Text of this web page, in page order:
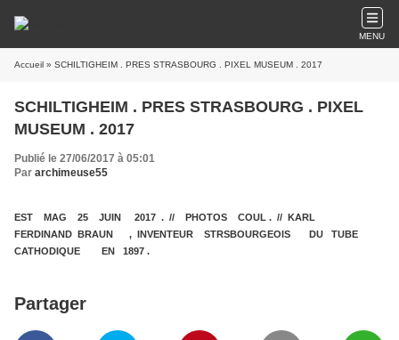
MENU
Accueil » SCHILTIGHEIM . PRES STRASBOURG . PIXEL MUSEUM . 2017
SCHILTIGHEIM . PRES STRASBOURG . PIXEL
MUSEUM . 2017
Publié le 27/06/2017 à 05:01
Par archimeuse55
EST MAG 25 JUIN 2017 . // PHOTOS COUL . // KARL
FERDINAND BRAUN , INVENTEUR STRSBOURGEOIS DU TUBE
CATHODIQUE EN 1897 .
Partager